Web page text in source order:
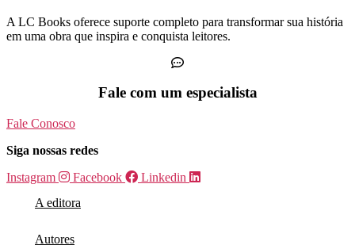
A LC Books oferece suporte completo para transformar sua história
em uma obra que inspira e conquista leitores.
Fale com um especialista
Fale Conosco
Siga nossas redes
Instagram
Facebook
Linkedin
A editora
Autores